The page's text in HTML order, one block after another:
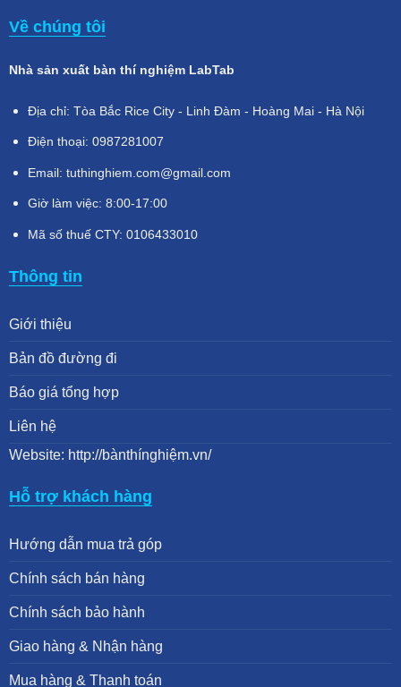
Về chúng tôi
Nhà sản xuất bàn thí nghiệm LabTab
Địa chỉ: Tòa Bắc Rice City - Linh Đàm - Hoàng Mai - Hà Nội
Điện thoại: 0987281007
Email: tuthinghiem.com@gmail.com
Giờ làm việc: 8:00-17:00
Mã số thuế CTY: 0106433010
Thông tin
Giới thiệu
Bản đồ đường đi
Báo giá tổng hợp
Liên hệ
Website: http://bànthínghiệm.vn/
Hỗ trợ khách hàng
Hướng dẫn mua trả góp
Chính sách bán hàng
Chính sách bảo hành
Giao hàng & Nhận hàng
Mua hàng & Thanh toán